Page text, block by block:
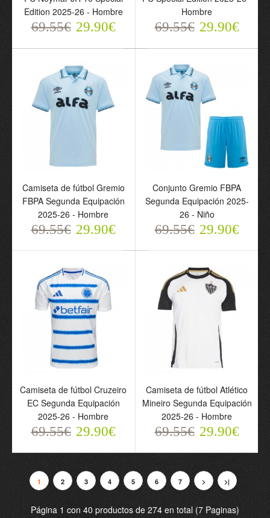
Camiseta de fútbol
Equipación 2025-26 -
Hombre
69.55€ 29.90€
Camiseta de fútbol
Atlético Mineiro Tercera
Equipación 2025-26 -
Hombre
69.55€ 29.90€
Camiseta de fútbol
Portero Palmeiras
KidSuper 2025-26 -
Hombre
69.55€ 29.90€
Camiseta de fútbol
Palmeiras KidSuper
2025-26 - Hombre
69.55€ 29.90€
Edition 2025-26 - Hombre
69.55€ 29.90€
Hombre
69.55€ 29.90€
Camiseta de fútbol Gremio
FBPA Segunda Equipación
2025-26 - Hombre
69.55€ 29.90€
Conjunto Gremio FBPA
Segunda Equipación 2025-
26 - Niño
69.55€ 29.90€
Camiseta de fútbol Cruzeiro
EC Segunda Equipación
2025-26 - Hombre
69.55€ 29.90€
Camiseta de fútbol Atlético
Mineiro Segunda Equipación
2025-26 - Hombre
69.55€ 29.90€
1 2 3 4 5 6 7 > >|
Página 1 con 40 productos de 274 en total (7 Paginas)